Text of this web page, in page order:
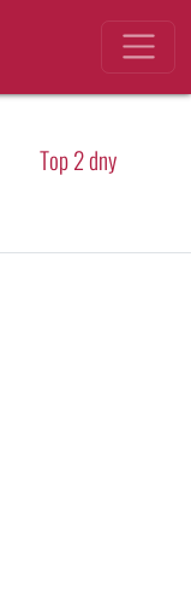
Top 2 dny